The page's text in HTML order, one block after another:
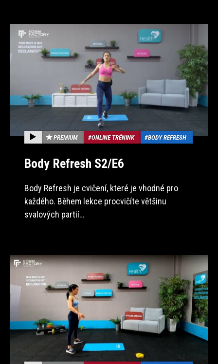
PREMIUM ONLINE TRÉNINK BODY REFRESH
Body Refresh S2/E6
Body Refresh je cvičení, které je vhodné pro
každého. Během lekce procvičíte většinu
svalových partií…